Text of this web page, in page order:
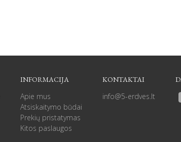
INFORMACIJA
Apie mus
Atsiskaitymo būdai
Prekių pristatymas
Kitos paslaugos
KONTAKTAI
info@5-erdves.lt